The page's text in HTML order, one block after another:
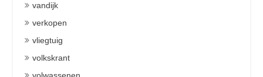
vandijk
verkopen
vliegtuig
volkskrant